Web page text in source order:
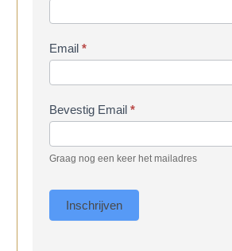
Email *
Bevestig Email *
Graag nog een keer het mailadres
Inschrijven